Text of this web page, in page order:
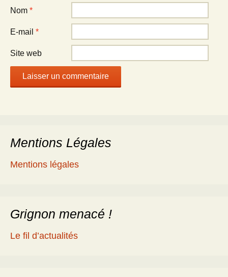
Nom *
E-mail *
Site web
Mentions Légales
Mentions légales
Grignon menacé !
Le fil d’actualités